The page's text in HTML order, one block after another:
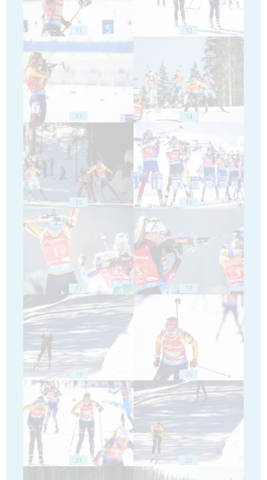
11 12
13 14
15 16
17 18
19 20
21 22